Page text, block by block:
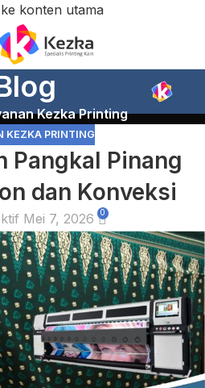
konten utama
Kezka Printing
KEZKA PRINTING
Pangkal Pinang
dan Konveksi
Mei 7, 2026 0